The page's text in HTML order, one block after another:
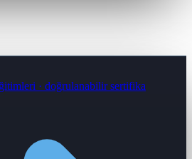
· doğrulanabilir sertifika